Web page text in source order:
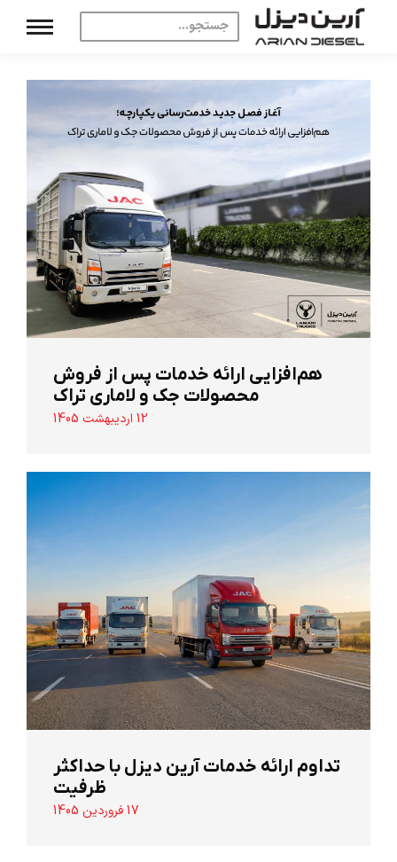
هم‌افزایی ارائه خدمات پس از فروش
محصولات جک و لاماری تراک
12 اردیبهشت 1405
تداوم ارائه خدمات آرین دیزل با حداکثر
ظرفیت
17 فروردین 1405